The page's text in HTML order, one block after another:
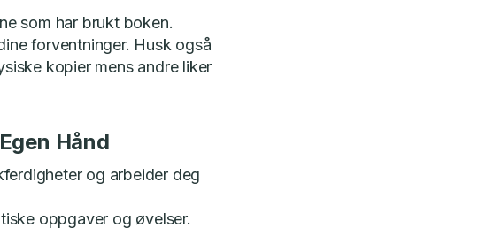
som har brukt boken.
forventninger. Husk også
kopier mens andre liker
Hånd
og arbeider deg
oppgaver og øvelser.